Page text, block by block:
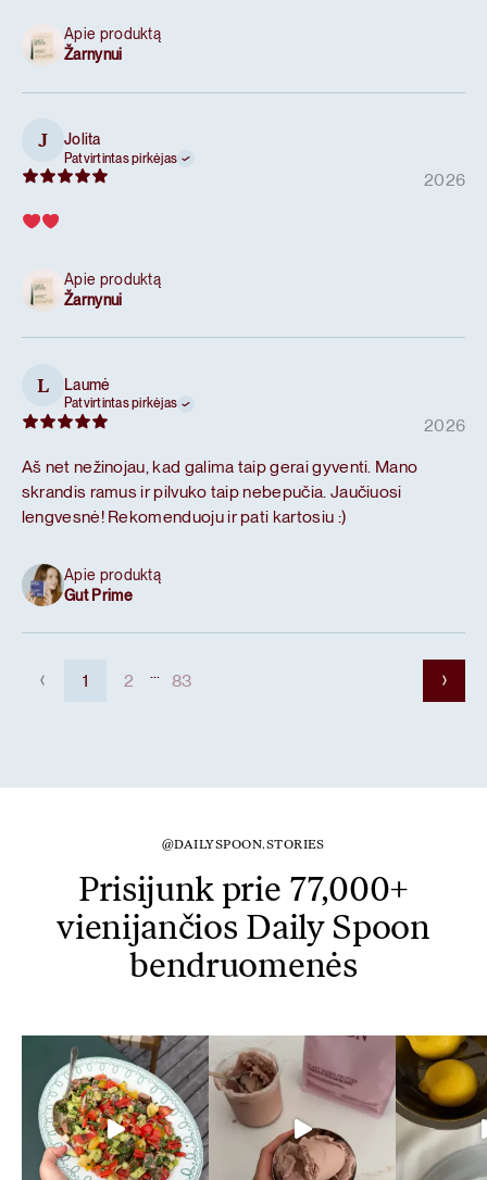
Apie produktą
Žarnynui
J Jolita
Patvirtintas pirkėjas
2026
Apie produktą
Žarnynui
L Laumė
Patvirtintas pirkėjas
2026
Aš net nežinojau, kad galima taip gerai gyventi. Mano
skrandis ramus ir pilvuko taip nebepučia. Jaučiuosi
lengvesnė! Rekomenduoju ir pati kartosiu :)
Apie produktą
Gut Prime
1 2 83
@DAILYSPOON.STORIES
Prisijunk prie 77,000+
vienijančios Daily Spoon
bendruomenės